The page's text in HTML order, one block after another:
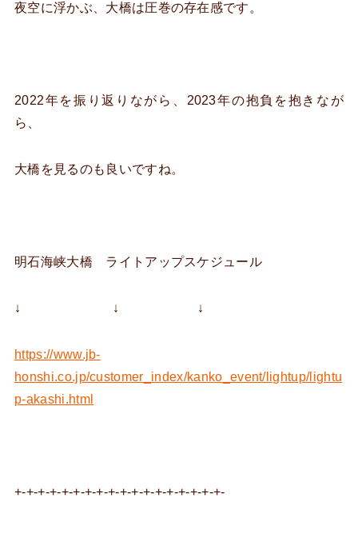
夜空に浮かぶ、大橋は圧巻の存在感です。
2022年を振り返りながら、2023年の抱負を抱きなが
ら、
大橋を見るのも良いですね。
明石海峡大橋 ライトアップスケジュール
↓ ↓ ↓
https://www.jb-
honshi.co.jp/customer_index/kanko_event/lightup/lightu
p-akashi.html
+-+-+-+-+-+-+-+-+-+-+-+-+-+-+-+-+-+-